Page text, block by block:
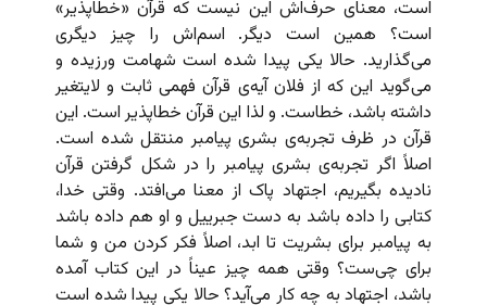
است، معنای حرف‌اش این نیست که قرآن «خطاپذیر»
است؟ همین است دیگر. اسم‌اش را چیز دیگری
می‌گذارید. حالا یکی پیدا شده است شهامت ورزیده و
می‌گوید این که از فلان آیه‌ی قرآن فهمی ثابت و لایتغیر
داشته باشد، خطاست. و لذا این قرآن خطاپذیر است. این
قرآن در ظرف تجربه‌ی بشری پیامبر منتقل شده است.
اصلاً اگر تجربه‌ی بشری پیامبر را در شکل گرفتن قرآن
نادیده بگیریم، اجتهاد پاک از معنا می‌افتد. وقتی خدا،
کتابی را داده باشد به دست جبرییل و او هم داده باشد
به پیامبر برای بشریت تا ابد، اصلاً فکر کردن من و شما
برای چی‌ست؟ وقتی همه چیز عیناً در این کتاب آمده
باشد، اجتهاد به چه کار می‌آید؟ حالا یکی پیدا شده است